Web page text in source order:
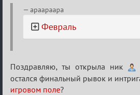
Re:
Двенадцать
месяцев
2025
apaapaapa
Февраль
Поздравляю, ты открыла ник
остался финальный рывок и
игровом поле?